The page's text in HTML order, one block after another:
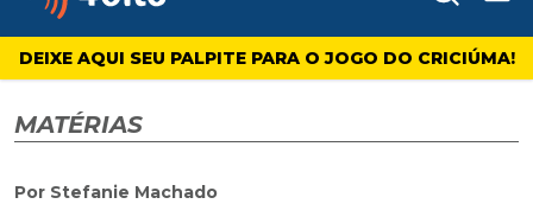
4oito
DEIXE AQUI SEU PALPITE PARA O JOGO DO CRICIÚMA!
MATÉRIAS
Por Stefanie Machado